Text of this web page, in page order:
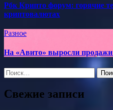
Рбк Крипто форум: горячие
криптовалютах
Разное
На «Авито» выросли
Найти:
Свежие записи